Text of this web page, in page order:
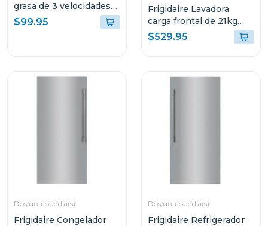
grasa de 3 velocidades
fjse249t
$99.95
Frigidaire Lavadora
carga frontal de 21kg
color blanco fwfx22d4
$529.95
Dos/una puerta(s)
Frigidaire Congelador
Dos/una puerta(s)
Frigidaire Refrigerador